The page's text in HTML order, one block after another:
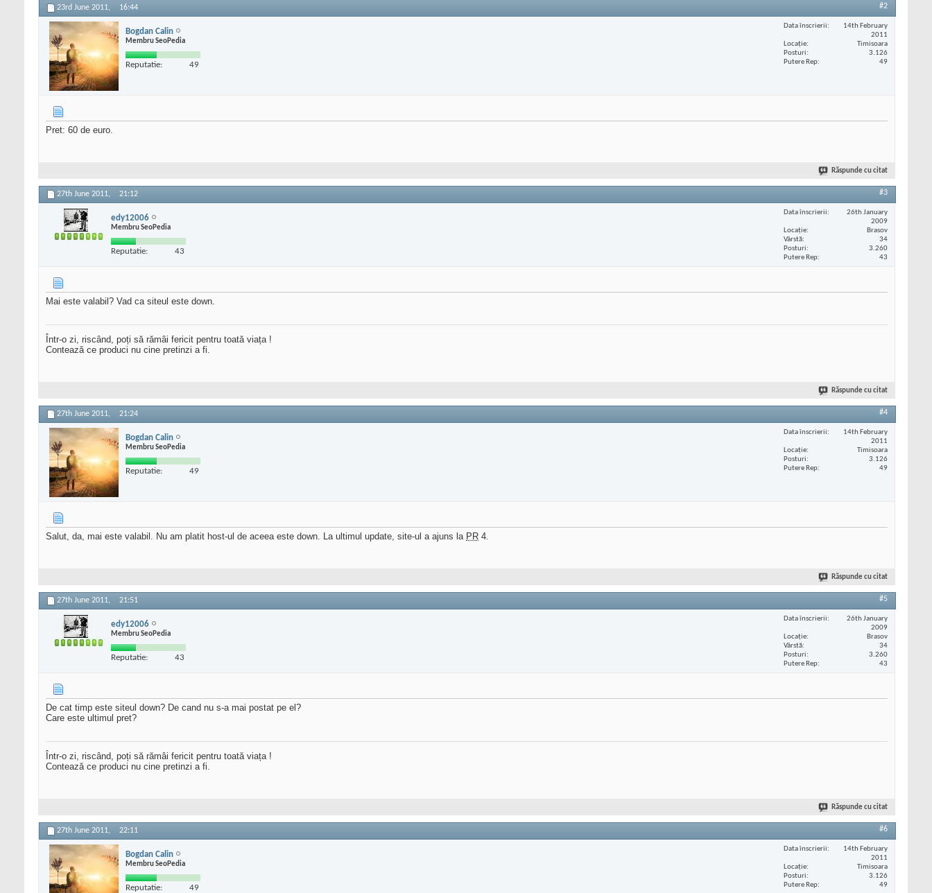
23rd June 2011, 16:44 #2
Bogdan Calin
Membru SeoPedia
Reputatie: 49
Data înscrierii
14th February
2011
Locaţie
Timisoara
Posturi
3.126
Putere Rep
49
Pret: 60 de euro.
Răspunde cu citat
27th June 2011, 21:12 #3
edy12006
Membru SeoPedia
Reputatie: 43
Data înscrierii
26th January
2009
Locaţie
Brasov
Vârstă
34
Posturi
3.260
Putere Rep
43
Mai este valabil? Vad ca siteul este down.
Într-o zi, riscând, poți să rămâi fericit pentru toată viața !
Contează ce produci nu cine pretinzi a fi.
Răspunde cu citat
27th June 2011, 21:24 #4
Bogdan Calin
Membru SeoPedia
Reputatie: 49
Data înscrierii
14th February
2011
Locaţie
Timisoara
Posturi
3.126
Putere Rep
49
Salut, da, mai este valabil. Nu am platit host-ul de aceea este down. La ultimul update, site-ul a ajuns la PR 4.
Răspunde cu citat
27th June 2011, 21:51 #5
edy12006
Membru SeoPedia
Reputatie: 43
Data înscrierii
26th January
2009
Locaţie
Brasov
Vârstă
34
Posturi
3.260
Putere Rep
43
De cat timp este siteul down? De cand nu s-a mai postat pe el?
Care este ultimul pret?
Într-o zi, riscând, poți să rămâi fericit pentru toată viața !
Contează ce produci nu cine pretinzi a fi.
Răspunde cu citat
27th June 2011, 22:11 #6
Bogdan Calin
Membru SeoPedia
Reputatie: 49
Data înscrierii
14th February
2011
Locaţie
Timisoara
Posturi
3.126
Putere Rep
49